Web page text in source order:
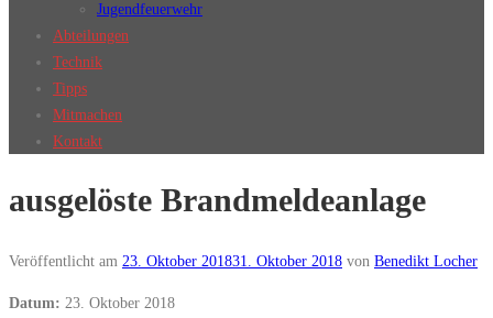
Jugendfeuerwehr
Abteilungen
Technik
Tipps
Mitmachen
Kontakt
ausgelöste Brandmeldeanlage
Veröffentlicht am 23. Oktober 201831. Oktober 2018 von Benedikt Locher
Datum: 23. Oktober 2018